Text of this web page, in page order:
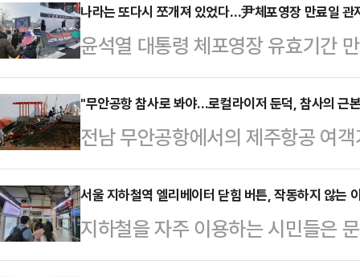
을 겪고 있다. 상인들도 "매출이 반
에 따르면 집회가 한창이던 지난 3
접수된 피해 신고는 약 500건이었
고였으며 소음 신고는 360건, 차량
악됐다.이날 데일리안은 보수·진보
통제가…
나라는 또다시 쪼개져 있었다…尹체포영장 만료일
윤석열 대통령 체포영장 유효기간
디찬 아스팔트 위로 집결했다. 춥고
령 관저 인근에는 보수·진보 지지
대통령의 체포영장 집행에 실패한
포영장 집행을 경찰에게 넘기는 것
했다. 정치권과 민심, 여론이 오롯
상황에서 거리의 지지자들은 각자
가고 있었다.이날 데일리안…
"무안공항 참사로 봐야…로컬라이저 둔덕, 참사의 근
전남 무안공항에서의 제주항공 여
만, 여전히 참사 명칭을 두고 갑론
이 향후 사고를 칭하는 고유명사로
요하기 때문이다. 또 참사 명칭에
주체를 명확하게 가려야 한다는 이
서울 지하철역 엘리베이터 닫힘 버튼, 작동하지 않는
지하철을 자주 이용하는 시민들은
리베이터에 대한 불만이 크다. 엘리